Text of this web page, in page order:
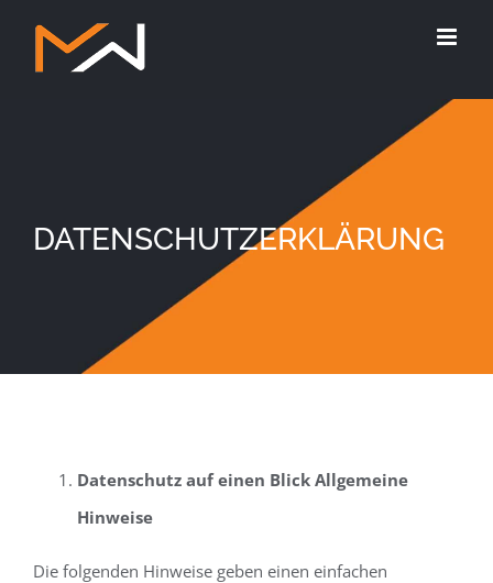
DATENSCHUTZERKLÄRUNG
Datenschutz auf einen Blick Allgemeine
Hinweise
Die folgenden Hinweise geben einen einfachen